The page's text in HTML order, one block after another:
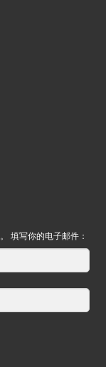
填写你的电子邮件：